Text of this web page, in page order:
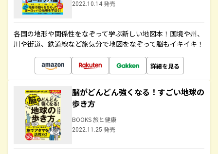
2022.10.14 発売
各国の地形や関係性をなぞって学ぶ新しい地図本！国境や州、
川や街道、鉄道線など旅気分で地図をなぞって脳もイキイキ！
詳細を見る
脳がどんどん強くなる！すごい地球の
歩き方
BOOKS 旅と健康
2022.11.25 発売